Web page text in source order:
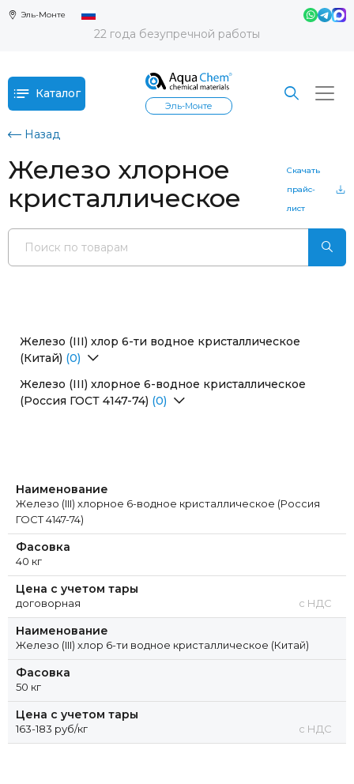
Эль-Монте
22 года безупречной работы
Каталог
Эль-Монте
Назад
Железо хлорное
кристаллическое
Скачать
прайс-
лист
Железо (III) хлор 6-ти водное кристаллическое
(Китай) (0)
Железо (III) хлорное 6-водное кристаллическое
(Россия ГОСТ 4147-74) (0)
Наименование
Железо (III) хлорное 6-водное кристаллическое (Россия
ГОСТ 4147-74)
Фасовка
40 кг
Цена с учетом тары
договорная с НДС
Наименование
Железо (III) хлор 6-ти водное кристаллическое (Китай)
Фасовка
50 кг
Цена с учетом тары
163-183 руб/кг с НДС